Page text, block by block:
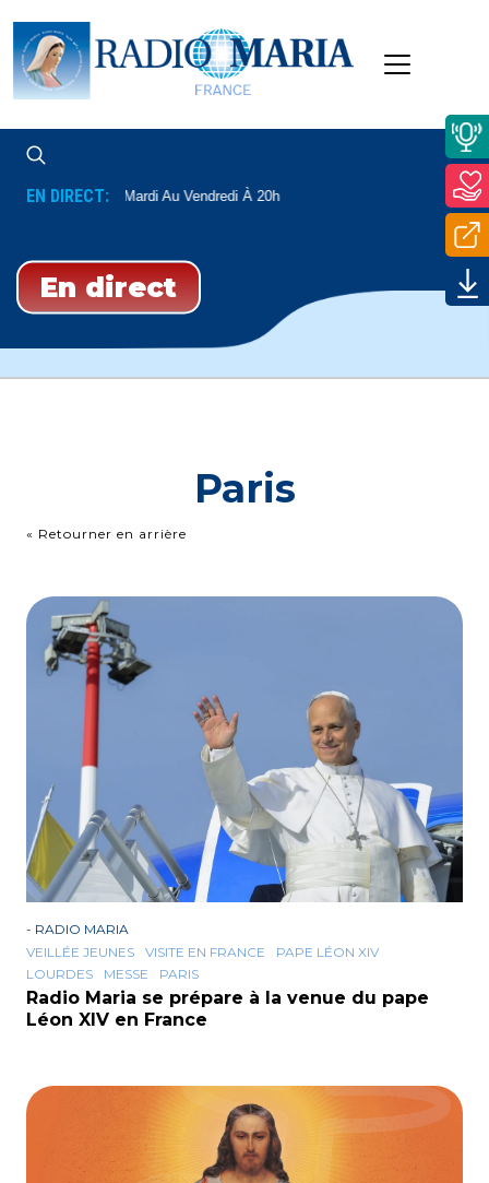
EN DIRECT:
Du Mardi Au Vendredi À 20h
En direct
Paris
« Retourner en arrière
- RADIO MARIA
VEILLÉE JEUNES
VISITE EN FRANCE
PAPE LÉON XIV
LOURDES
MESSE PARIS
Radio Maria se prépare à la venue du pape
Léon XIV en France